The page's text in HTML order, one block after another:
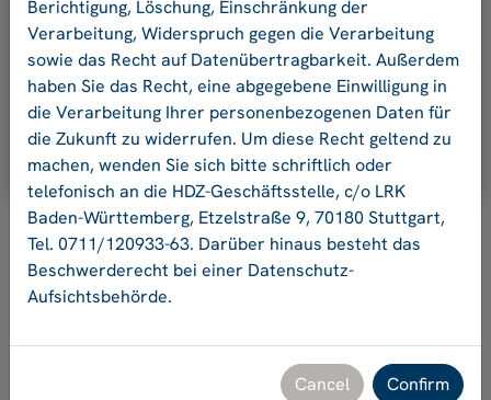
Password:
Ok
Hochschuldidaktikzentrum Baden-Württemberg
Etzelstraße 9, 70180 Stuttgart, Tel. +49 711 120933-63,
Berichtigung, Löschung, Einschränkung der
Verarbeitung, Widerspruch gegen die Verarbeitung
sowie das Recht auf Datenübertragbarkeit. Außerdem
haben Sie das Recht, eine abgegebene Einwilligung in
die Verarbeitung Ihrer personenbezogenen Daten für
die Zukunft zu widerrufen. Um diese Recht geltend zu
machen, wenden Sie sich bitte schriftlich oder
telefonisch an die HDZ-Geschäftsstelle, c/o LRK
Baden-Württemberg, Etzelstraße 9, 70180 Stuttgart,
Tel. 0711/120933-63. Darüber hinaus besteht das
Beschwerderecht bei einer Datenschutz-
Aufsichtsbehörde.
Cancel Confirm